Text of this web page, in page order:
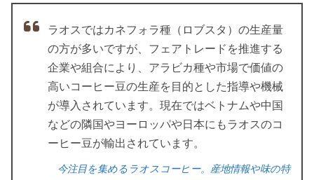
ラオスではカネフォラ種（ロブスタ）の生産量
の方が多いですが、フェアトレードを推進する
企業や組合により、アラビカ種や市場で価値の
高いコーヒー豆の生産を目的とした指導や機械
が導入されています。現在ではベトナムや中国
などの隣国やヨーロッパや日本にもラオスのコ
ーヒー豆が輸出されています。
今注目を集めるラオスコーヒー。産地情報や味の特